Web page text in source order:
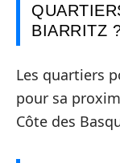
BIARRITZ
Les quartiers
pour sa
Côte des